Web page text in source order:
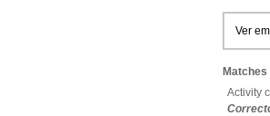
Ver
Activity